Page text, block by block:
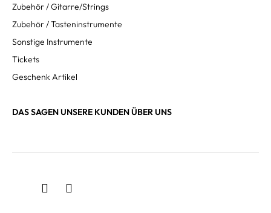
Zubehör / Gitarre/Strings
Zubehör / Tasteninstrumente
Sonstige Instrumente
Tickets
Geschenk Artikel
DAS SAGEN UNSERE KUNDEN ÜBER UNS